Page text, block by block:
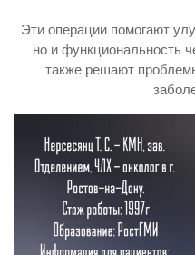
Эти операции помогают
но и функциональность
также решают